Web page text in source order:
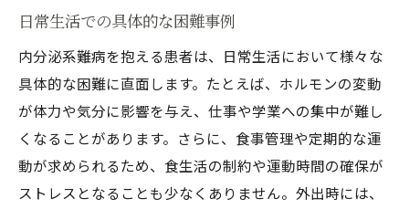
日常生活での具体的な困難事例
内分泌系難病を抱える患者は、日常生活において様々な
具体的な困難に直面します。たとえば、ホルモンの変動
が体力や気分に影響を与え、仕事や学業への集中が難し
くなることがあります。さらに、食事管理や定期的な運
動が求められるため、食生活の制約や運動時間の確保が
ストレスとなることも少なくありません。外出時には、